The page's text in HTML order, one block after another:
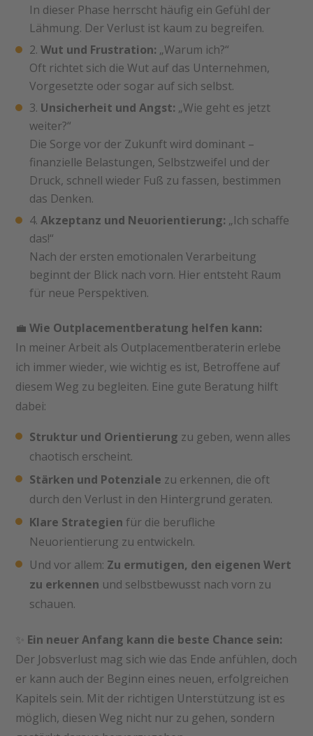
In dieser Phase herrscht häufig ein Gefühl der
Lähmung. Der Verlust ist kaum zu begreifen.
Wut und Frustration: „Warum ich?“
Oft richtet sich die Wut auf das Unternehmen,
Vorgesetzte oder sogar auf sich selbst.
Unsicherheit und Angst: „Wie geht es jetzt
weiter?“
Die Sorge vor der Zukunft wird dominant –
finanzielle Belastungen, Selbstzweifel und der
Druck, schnell wieder Fuß zu fassen, bestimmen
das Denken.
Akzeptanz und Neuorientierung: „Ich schaffe
das!“
Nach der ersten emotionalen Verarbeitung
beginnt der Blick nach vorn. Hier entsteht Raum
für neue Perspektiven.
💼Wie Outplacementberatung helfen kann:
In meiner Arbeit als Outplacementberaterin erlebe
ich immer wieder, wie wichtig es ist, Betroffene auf
diesem Weg zu begleiten. Eine gute Beratung hilft
dabei:
Struktur und Orientierung zu geben, wenn alles
chaotisch erscheint.
Stärken und Potenziale zu erkennen, die oft
durch den Verlust in den Hintergrund geraten.
Klare Strategien für die berufliche
Neuorientierung zu entwickeln.
Und vor allem: Zu ermutigen, den eigenen Wert
zu erkennen und selbstbewusst nach vorn zu
schauen.
Ein neuer Anfang kann die beste Chance sein:
Der Jobsverlust mag sich wie das Ende anfühlen, doch
er kann auch der Beginn eines neuen, erfolgreichen
Kapitels sein. Mit der richtigen Unterstützung ist es
möglich, diesen Weg nicht nur zu gehen, sondern